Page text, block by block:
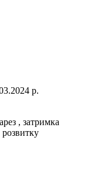
р.
, затримка